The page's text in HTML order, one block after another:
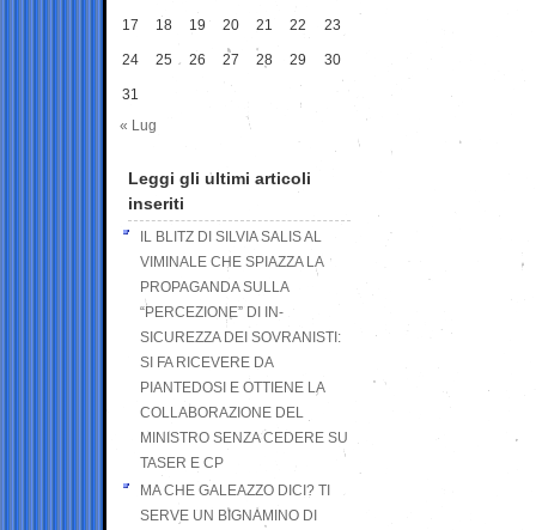
17 18 19 20 21 22 23
24 25 26 27 28 29 30
31
« Lug
Leggi gli ultimi articoli
inseriti
IL BLITZ DI SILVIA SALIS AL
VIMINALE CHE SPIAZZA LA
PROPAGANDA SULLA
“PERCEZIONE” DI IN-
SICUREZZA DEI SOVRANISTI:
SI FA RICEVERE DA
PIANTEDOSI E OTTIENE LA
COLLABORAZIONE DEL
MINISTRO SENZA CEDERE SU
TASER E CP
MA CHE GALEAZZO DICI? TI
SERVE UN BIGNAMINO DI